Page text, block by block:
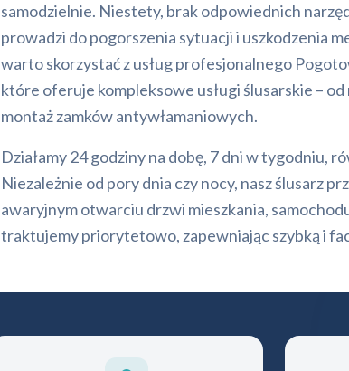
samodzielnie. Niestety, brak odpowiednich
prowadzi do pogorszenia sytuacji i uszkodzenia
warto skorzystać z usług profesjonalnego
które oferuje kompleksowe usługi ślusarskie –
montaż zamków antywłamaniowych.
Działamy 24 godziny na dobę, 7 dni w tygodniu,
Niezależnie od pory dnia czy nocy, nasz ślusarz
awaryjnym otwarciu drzwi mieszkania,
traktujemy priorytetowo, zapewniając szybką i